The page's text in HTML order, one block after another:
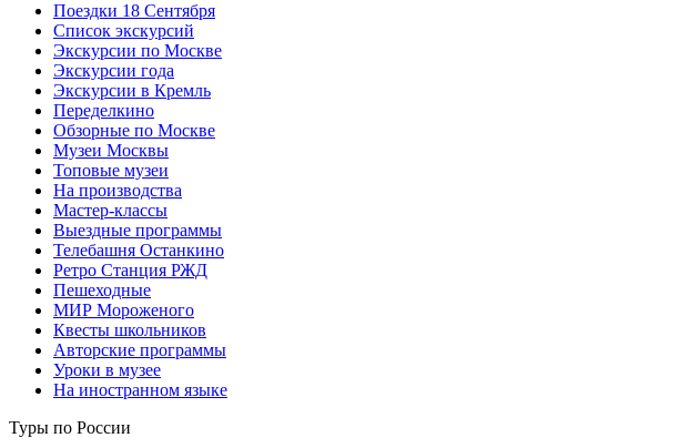
Поездки 18 Сентября
Список экскурсий
Экскурсии по Москве
Экскурсии года
Экскурсии в Кремль
Переделкино
Обзорные по Москве
Музеи Москвы
Топовые музеи
На производства
Мастер-классы
Выездные программы
Телебашня Останкино
Ретро Станция РЖД
Пешеходные
МИР Мороженого
Квесты школьников
Авторские программы
Уроки в музее
На иностранном языке
Туры по России